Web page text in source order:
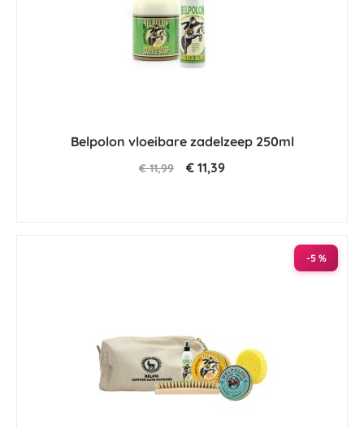
Belpolon vloeibare zadelzeep 250ml
€ 11,99 € 11,39
-5 %